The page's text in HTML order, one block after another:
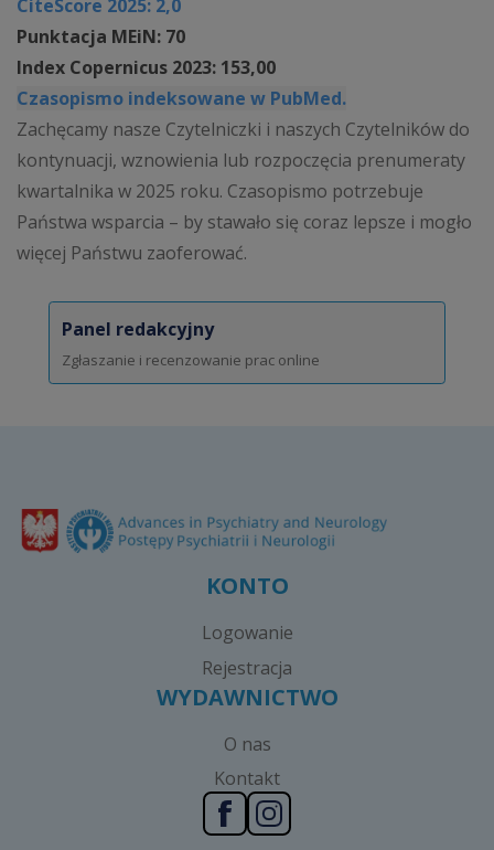
CiteScore 2025: 2,0
Punktacja MEiN: 70
Index Copernicus 2023: 153,00
Czasopismo indeksowane w PubMed.
Zachęcamy nasze Czytelniczki i naszych Czytelników do
kontynuacji, wznowienia lub rozpoczęcia prenumeraty
kwartalnika w 2025 roku. Czasopismo potrzebuje
Państwa wsparcia – by stawało się coraz lepsze i mogło
więcej Państwu zaoferować.
Panel redakcyjny
Zgłaszanie i recenzowanie prac online
KONTO
Logowanie
Rejestracja
WYDAWNICTWO
O nas
Kontakt